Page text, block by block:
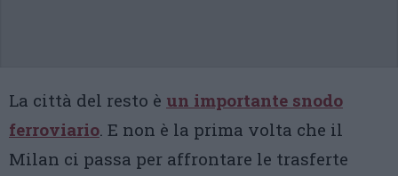
La città del resto è un importante snodo
ferroviario. E non è la prima volta che il
Milan ci passa per affrontare le trasferte